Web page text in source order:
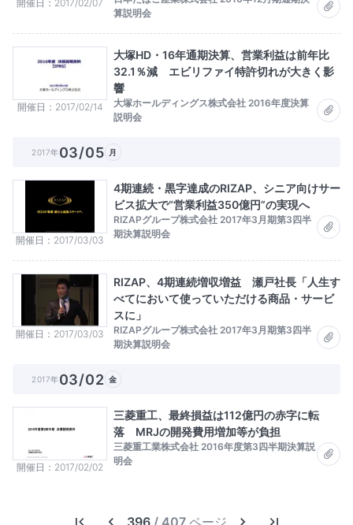
開催日 2017/02/07
算説明会
開催日 2017/02/14
大塚HD・16年通期決算、営業利益は前年比
32.1％減 エビリファイ特許切れが大きく影
響
大塚ホールディングス株式会社 2016年度決算
説明会
2017年03/05 月
開催日 2017/03/03
4期連続・黒字達成のRIZAP、シニア向けサー
ビス拡大で“営業利益350億円”の実現へ
RIZAPグループ株式会社 2017年3月期第3四半
期決算説明会
開催日 2017/03/03
RIZAP、4期連続増収増益 瀬戸社長「人生す
べてにおいて使っていただける商品・サービ
スに」
RIZAPグループ株式会社 2017年3月期第3四半
期決算説明会
2017年03/02 金
開催日 2017/02/02
三菱重工、最終損益は112億円の赤字に転
落 MRJの開発費用増加等が負担
三菱重工業株式会社 2016年度第3四半期決算説
明会
396/ 407 ページ